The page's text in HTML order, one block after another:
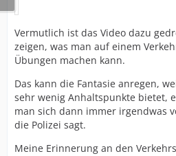
Vermutlich ist das Video dazu
zeigen, was man auf einem
Übungen machen kann.
Das kann die Fantasie anregen,
sehr wenig Anhaltspunkte bietet,
man sich dann immer irgendwas
die Polizei sagt.
Meine Erinnerung an den